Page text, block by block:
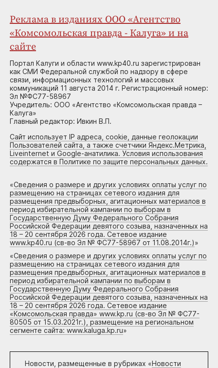
Реклама в изданиях ООО «Агентство
«Комсомольская правда - Калуга» и на
сайте
Портал Калуги и области www.kp40.ru зарегистрирован
как СМИ Федеральной службой по надзору в сфере
связи, информационных технологий и массовых
коммуникаций 11 августа 2014 г. Регистрационный номер:
Эл №ФС77-58967
Учредитель: ООО «Агентство «Комсомольская правда –
Калуга»
Главный редактор: Ивкин В.П.
Сайт использует IP адреса, cookie, данные геолокации
Пользователей сайта, а также счетчики Яндекс.Метрика,
Liveinternet и Google-анатилика. Условия использования
содержатся в Политике по защите персональных данных.
«Сведения о размере и других условиях оплаты услуг по
размещению на страницах сетевого издания для
размещения предвыборных, агитационных материалов в
период избирательной кампании по выборам в
Государственную Думу Федерального Собрания
Российской Федерации девятого созыва, назначенных на
18 – 20 сентября 2026 года. Сетевое издание
www.kp40.ru (св-во Эл № ФС77-58967 от 11.08.2014г.)»
«Сведения о размере и других условиях оплаты услуг по
размещению на страницах сетевого издания для
размещения предвыборных, агитационных материалов в
период избирательной кампании по выборам в
Государственную Думу Федерального Собрания
Российской Федерации девятого созыва, назначенных на
18 – 20 сентября 2026 года. Сетевое издание
«Комсомольская правда» www.kp.ru (св-во Эл № ФС77-
80505 от 15.03.2021г.), размещение на региональном
сегменте сайта: www.kaluga.kp.ru»
Новости, размещенные в рубриках «Новости